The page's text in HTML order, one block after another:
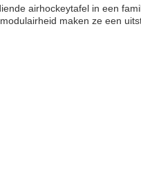
airhockeytafel in een
maken ze een